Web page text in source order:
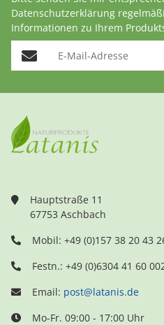
Datenschutzerklärung
Informationen zu Ihrem
E-Mail-Adresse
Hauptstraße 11
67753 Aschbach
Mobil: +49 (0)157 38 20 43
Festn.: +49 (0)6304 41 60
Email: post@latanis.de
Mo-Fr. 09:00 - 17:00 Uhr